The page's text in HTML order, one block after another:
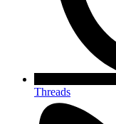
Threads